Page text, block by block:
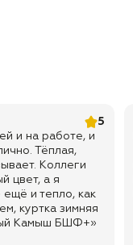
5
и на работе, и
Тёплая,
Коллеги
цвет, а я
ещё и тепло, как
куртка зимняя
Камыш БШФ+»